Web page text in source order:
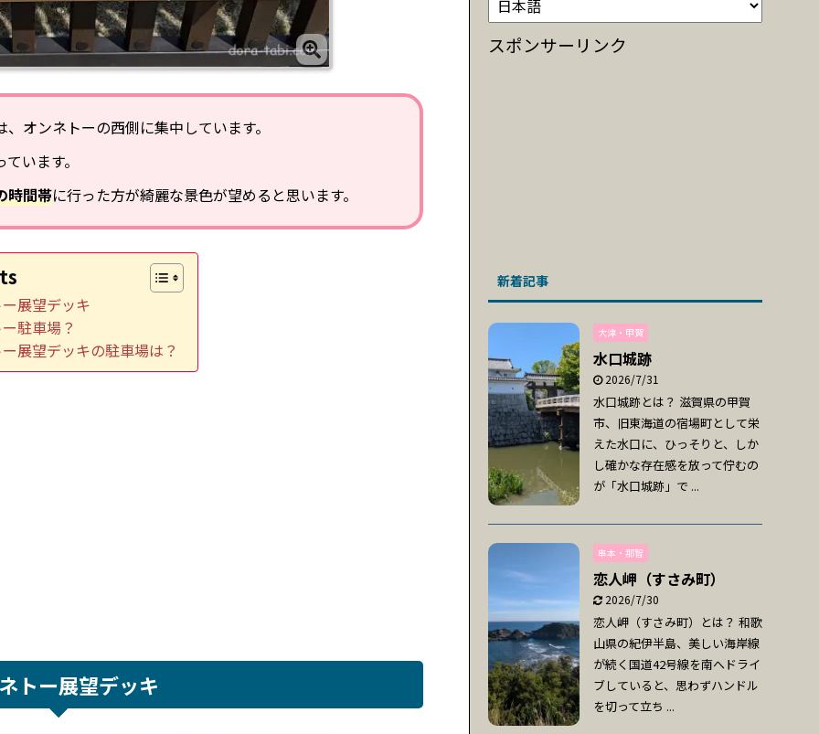
オンネトーの西側に集中しています。
います。
時間帯に行った方が綺麗な景色が望めると思います。
展望デッキ
駐車場？
展望デッキの駐車場は？
トー展望デッキ
スポンサーリンク
新着記事
大津・甲賀
水口城跡
2026/7/31
水口城跡とは？ 滋賀県の甲賀
市、旧東海道の宿場町として栄
えた水口に、ひっそりと、しか
し確かな存在感を放って佇むの
が「水口城跡」で ...
串本・那智
恋人岬（すさみ町）
2026/7/30
恋人岬（すさみ町）とは？ 和歌
山県の紀伊半島、美しい海岸線
が続く国道42号線を南へドライ
ブしていると、思わずハンドル
を切って立ち ...